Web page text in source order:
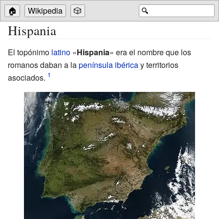
🔍
🏠 Wikipedia 🎲
Hispania
El topónimo latino «Hispania» era el nombre que los
romanos daban a lapenínsula ibéricay territorios
asociados.